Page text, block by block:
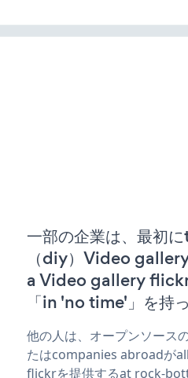
一部の企業は、最初
（diy）Video
a Video gallery flickr
「in 'no time'」を持
他の人は、オープンソース
たはcompanies abroadが
flickrを提供するat rock-